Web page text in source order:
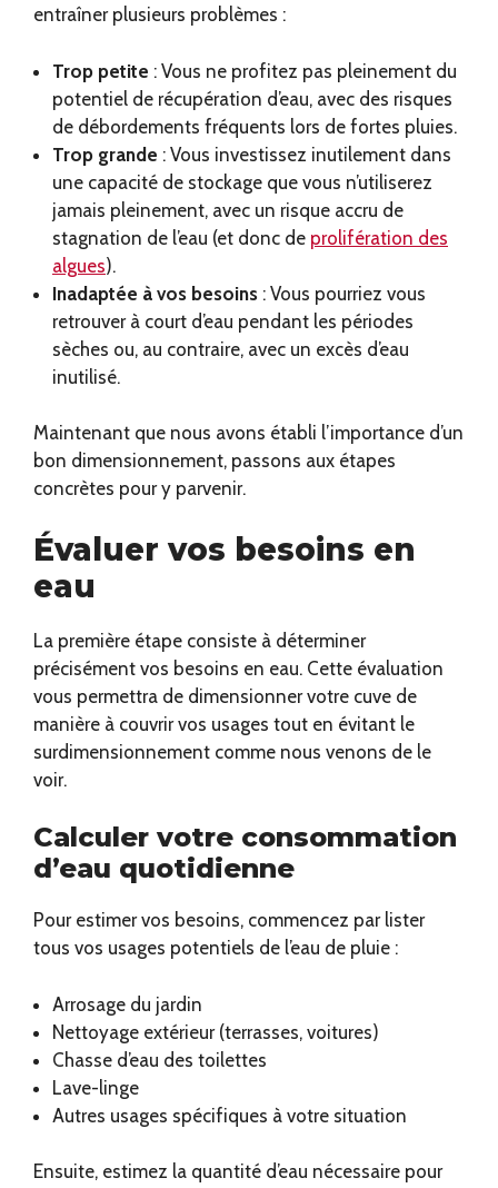
entraîner plusieurs problèmes :
Trop petite : Vous ne profitez pas pleinement du
potentiel de récupération d’eau, avec des risques
de débordements fréquents lors de fortes pluies.
Trop grande : Vous investissez inutilement dans
une capacité de stockage que vous n’utiliserez
jamais pleinement, avec un risque accru de
stagnation de l’eau (et donc de prolifération des
algues).
Inadaptée à vos besoins : Vous pourriez vous
retrouver à court d’eau pendant les périodes
sèches ou, au contraire, avec un excès d’eau
inutilisé.
Maintenant que nous avons établi l’importance d’un
bon dimensionnement, passons aux étapes
concrètes pour y parvenir.
Évaluer vos besoins en
eau
La première étape consiste à déterminer
précisément vos besoins en eau. Cette évaluation
vous permettra de dimensionner votre cuve de
manière à couvrir vos usages tout en évitant le
surdimensionnement comme nous venons de le
voir.
Calculer votre consommation
d’eau quotidienne
Pour estimer vos besoins, commencez par lister
tous vos usages potentiels de l’eau de pluie :
Arrosage du jardin
Nettoyage extérieur (terrasses, voitures)
Chasse d’eau des toilettes
Lave-linge
Autres usages spécifiques à votre situation
Ensuite, estimez la quantité d’eau nécessaire pour